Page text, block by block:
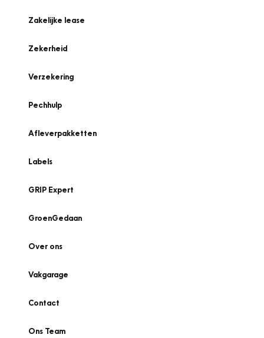
Zakelijke lease
Zekerheid
Verzekering
Pechhulp
Afleverpakketten
Labels
GRIP Expert
GroenGedaan
Over ons
Vakgarage
Contact
Ons Team